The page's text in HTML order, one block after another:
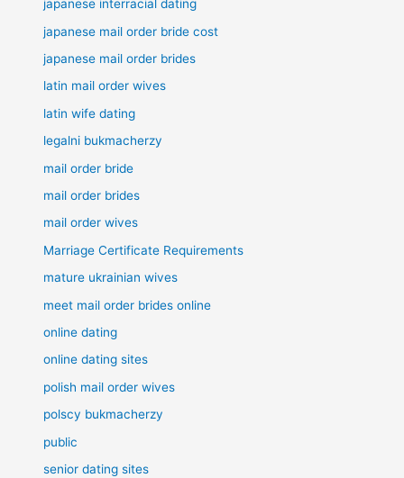
japanese interracial dating
japanese mail order bride cost
japanese mail order brides
latin mail order wives
latin wife dating
legalni bukmacherzy
mail order bride
mail order brides
mail order wives
Marriage Certificate Requirements
mature ukrainian wives
meet mail order brides online
online dating
online dating sites
polish mail order wives
polscy bukmacherzy
public
senior dating sites